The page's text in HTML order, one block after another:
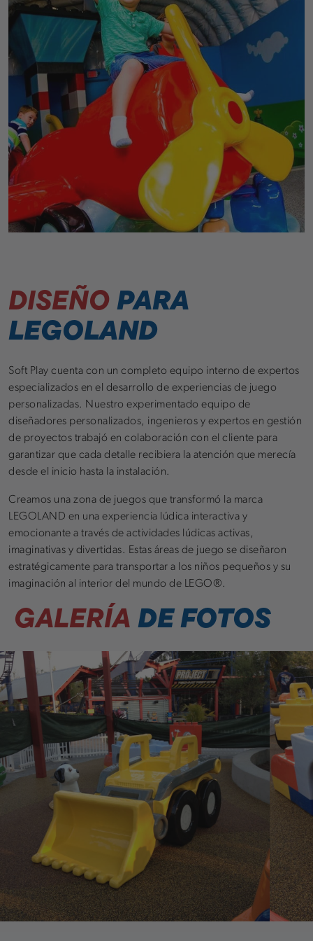
DISEÑOPARA
LEGOLAND
Soft Play cuenta con un completo equipo interno de expertos
especializados en el desarrollo de experiencias de juego
personalizadas. Nuestro experimentado equipo de
diseñadores personalizados, ingenieros y expertos en gestión
de proyectos trabajó en colaboración con el cliente para
garantizar que cada detalle recibiera la atención que merecía
desde el inicio hasta la instalación.
Creamos una zona de juegos que transformó la marca
LEGOLAND en una experiencia lúdica interactiva y
emocionante a través de actividades lúdicas activas,
imaginativas y divertidas. Estas áreas de juego se diseñaron
estratégicamente para transportar a los niños pequeños y su
imaginación al interior del mundo de LEGO®.
GALERÍADE FOTOS